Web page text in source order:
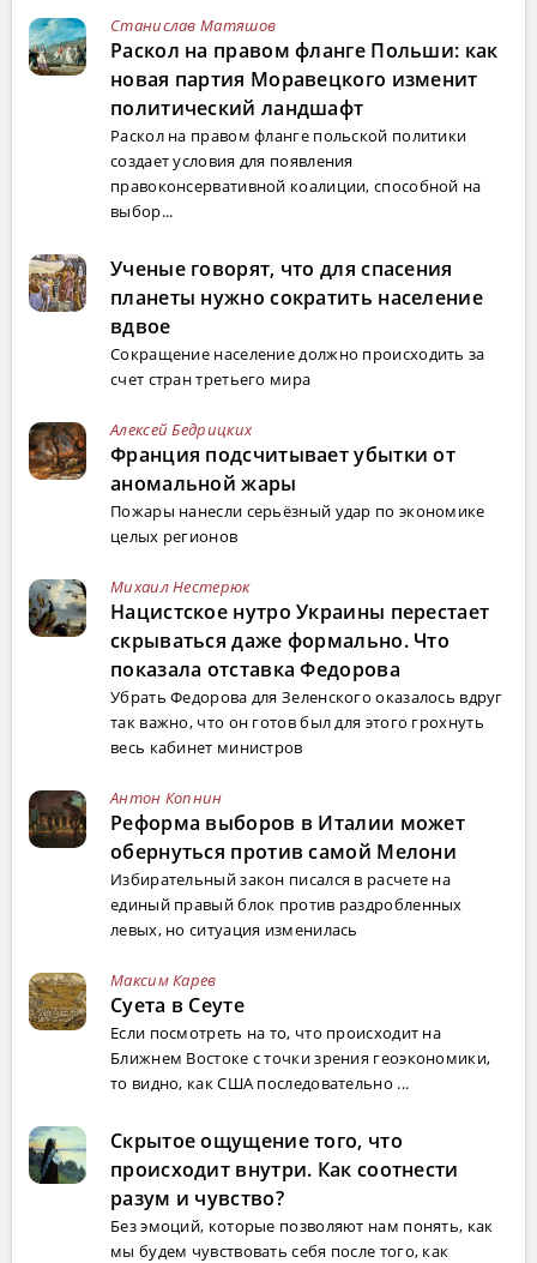
Станислав Матяшов
Раскол на правом фланге Польши: как
новая партия Моравецкого изменит
политический ландшафт
Раскол на правом фланге польской политики
создает условия для появления
правоконсервативной коалиции, способной на
выбор...
Ученые говорят, что для спасения
планеты нужно сократить население
вдвое
Сокращение население должно происходить за
счет стран третьего мира
Алексей Бедрицких
Франция подсчитывает убытки от
аномальной жары
Пожары нанесли серьёзный удар по экономике
целых регионов
Михаил Нестерюк
Нацистское нутро Украины перестает
скрываться даже формально. Что
показала отставка Федорова
Убрать Федорова для Зеленского оказалось вдруг
так важно, что он готов был для этого грохнуть
весь кабинет министров
Антон Копнин
Реформа выборов в Италии может
обернуться против самой Мелони
Избирательный закон писался в расчете на
единый правый блок против раздробленных
левых, но ситуация изменилась
Максим Карев
Суета в Сеуте
Если посмотреть на то, что происходит на
Ближнем Востоке с точки зрения геоэкономики,
то видно, как США последовательно ...
Скрытое ощущение того, что
происходит внутри. Как соотнести
разум и чувство?
Без эмоций, которые позволяют нам понять, как
мы будем чувствовать себя после того, как